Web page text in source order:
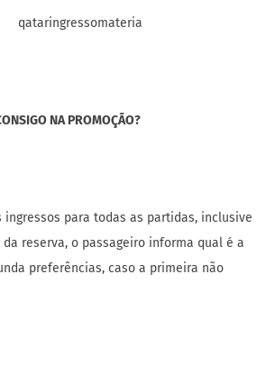
NA PROMOÇÃO?
ingressos para todas as partidas, inclusive
reserva, o passageiro informa qual é a
preferências, caso a primeira não